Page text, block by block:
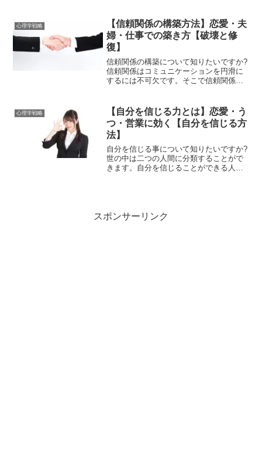
を説明します。好きな人に告白するべき
かで悩んでいる人は必見...
心理学戦略
【信頼関係の構築方法】恋愛・夫
婦・仕事での築き方【破壊と修
復】
信頼関係の構築について知りたいですか?
信頼関係はコミュニケーションを円滑に
するには不可欠です。そこで信頼関係を
仕事における信頼関係の築き方を説明し
ます。信頼関係の構築が...
心理学戦略
【自分を信じる力とは】恋愛・う
つ・営業に効く【自分を信じる方
法】
自分を信じる事について知りたいですか?
世の中は二つの人間に分類することがで
きます。自分を信じることができる人
スポンサーリンク